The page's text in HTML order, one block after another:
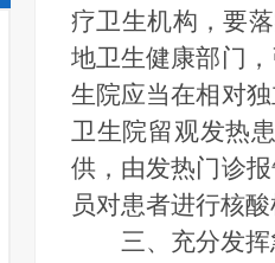
疗卫生机构，要
地卫生健康部门
生院应当在相对
卫生院留观发热
供，由发热门诊
员对患者进行核酸
三、充分发挥